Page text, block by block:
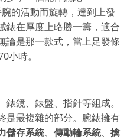
的活動而旋轉，達到上發
錶在厚度上略勝一籌，適合
論是那一款式，當上足發條
小時。
鏡、錶盤、指針等組成。
是最複雜的部分。腕錶擁有
儲存系統、 傳動輪系統、 擒